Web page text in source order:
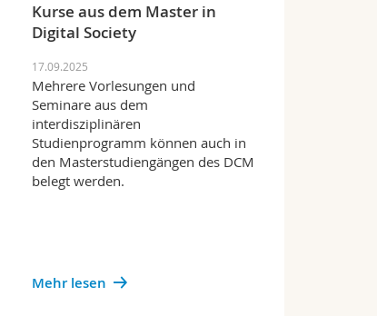
Kurse aus dem Master in
Digital Society
17.09.2025
Mehrere Vorlesungen und
Seminare aus dem
interdisziplinären
Studienprogramm können auch in
den Masterstudiengängen des DCM
belegt werden.
Mehr lesen